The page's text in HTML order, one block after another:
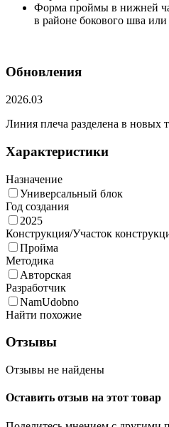
Форма проймы в нижней
в районе бокового шва или
Обновления
2026.03
Линия плеча разделена в новых
Характеристики
Назначение
Универсальный блок
Год создания
2025
Конструкция/Участок
Пройма
Методика
Авторская
Разработчик
NamUdobno
Найти похожие
Отзывы
Отзывы не найдены
Оставить отзыв на этот товар